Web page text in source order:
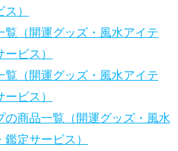
）
（開運グッズ・風水アイテ
ビス）
（開運グッズ・風水アイテ
ビス）
の商品一覧（開運グッズ・風水
定サービス）